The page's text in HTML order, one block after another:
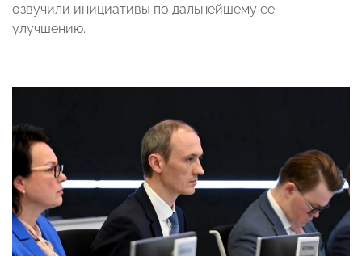
озвучили инициативы по дальнейшему ее
улучшению.